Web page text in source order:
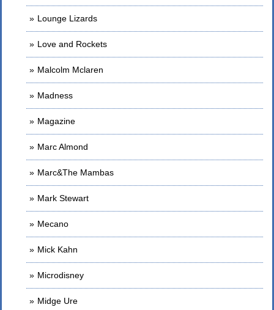
Lounge Lizards
Love and Rockets
Malcolm Mclaren
Madness
Magazine
Marc Almond
Marc&The Mambas
Mark Stewart
Mecano
Mick Kahn
Microdisney
Midge Ure